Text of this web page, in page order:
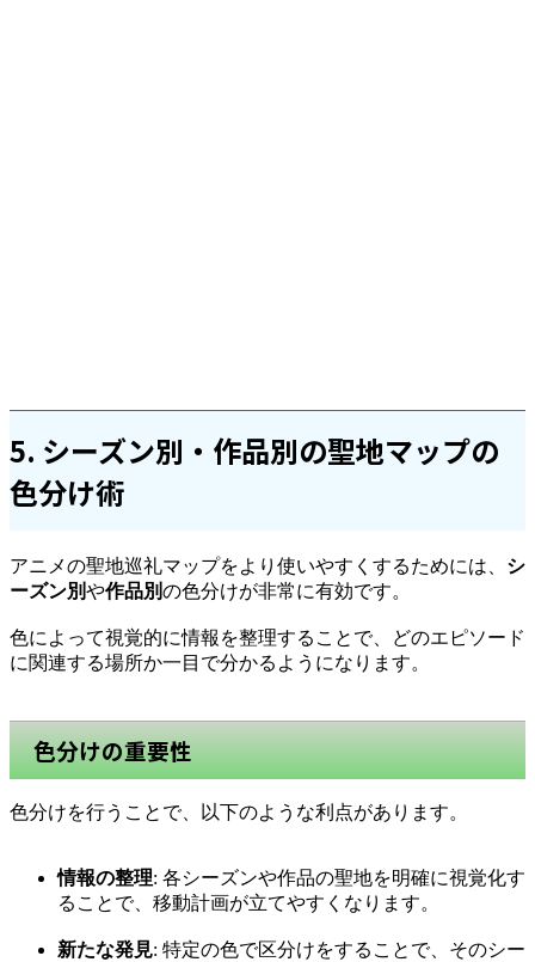
5. シーズン別・作品別の聖地マップの
色分け術
アニメの聖地巡礼マップをより使いやすくするためには、 シ
ーズン別や作品別の色分けが非常に有効です。
色によって視覚的に情報を整理することで、どのエピソード
に関連する場所か一目で分かるようになります。
色分けの重要性
色分けを行うことで、以下のような利点があります。
情報の整理: 各シーズンや作品の聖地を明確に視覚化す
ることで、移動計画が立てやすくなります。
新たな発見: 特定の色で区分けをすることで、そのシー